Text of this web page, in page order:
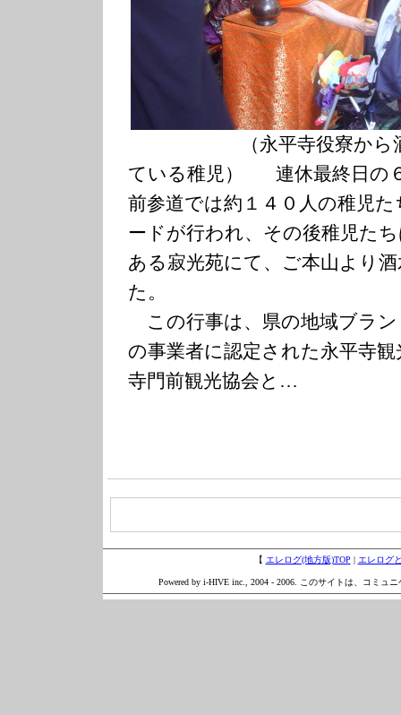
（永平寺役寮から酒水
ている稚児） 連休最終日の
前参道では約１４０人の稚児
ードが行われ、その後稚児た
ある寂光苑にて、ご本山より
た。
この行事は、県の地域ブラン
の事業者に認定された永平寺
寺門前観光協会と…
【 エレログ(地方版)TOP | エレログ
Powered by i-HIVE inc., 2004 - 2006. このサイトは、コミュ